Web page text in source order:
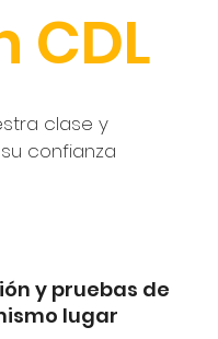
CDL
clase y
confianza
y pruebas de
lugar